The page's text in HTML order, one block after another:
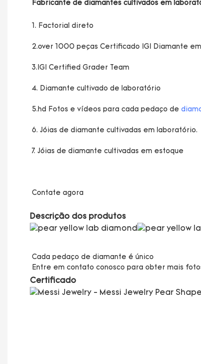
5.hd Fotos e vídeos para cada pedaço de
Descrição dos produtos
Cada pedaço de diamante é único
Certificado